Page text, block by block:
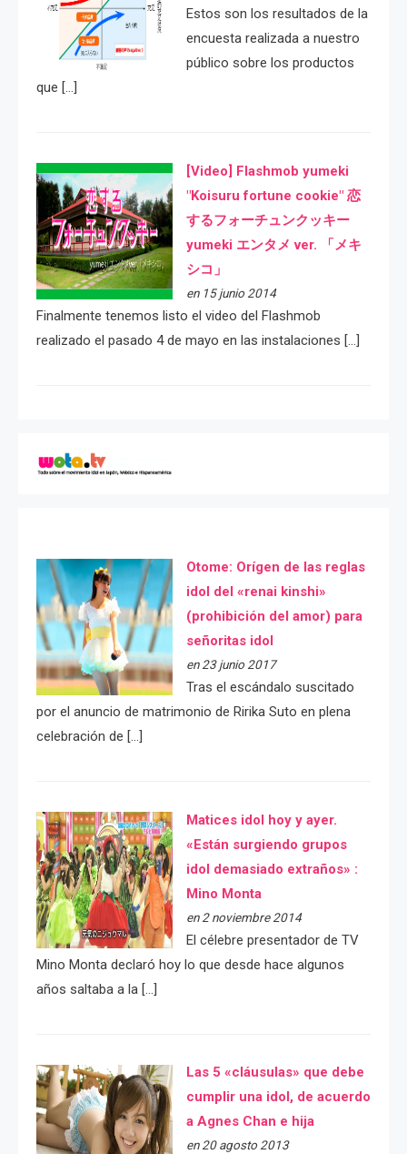
Estos son los resultados de la
encuesta realizada a nuestro
público sobre los productos
que […]
[Video] Flashmob yumeki
"Koisuru fortune cookie" 恋
するフォーチュンクッキー
yumeki エンタメ ver. 「メキ
シコ」
en 15 junio 2014
Finalmente tenemos listo el video del Flashmob
realizado el pasado 4 de mayo en las instalaciones […]
Otome: Orígen de las reglas
idol del «renai kinshi»
(prohibición del amor) para
señoritas idol
en 23 junio 2017
Tras el escándalo suscitado
por el anuncio de matrimonio de Ririka Suto en plena
celebración de […]
Matices idol hoy y ayer.
«Están surgiendo grupos
idol demasiado extraños» :
Mino Monta
en 2 noviembre 2014
El célebre presentador de TV
Mino Monta declaró hoy lo que desde hace algunos
años saltaba a la […]
Las 5 «cláusulas» que debe
cumplir una idol, de acuerdo
a Agnes Chan e hija
en 20 agosto 2013